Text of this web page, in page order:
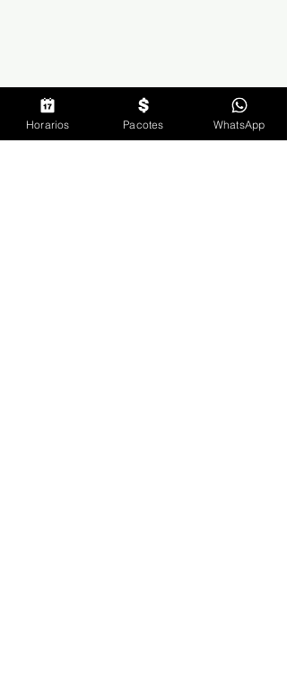
Horarios Pacotes WhatsApp